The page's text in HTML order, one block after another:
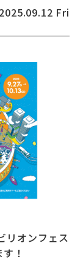
2025.09.12 Fri
リオンフェス
！